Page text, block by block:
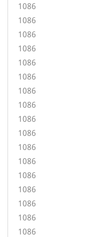
1086
1086
1086
1086
1086
1086
1086
1086
1086
1086
1086
1086
1086
1086
1086
1086
1086